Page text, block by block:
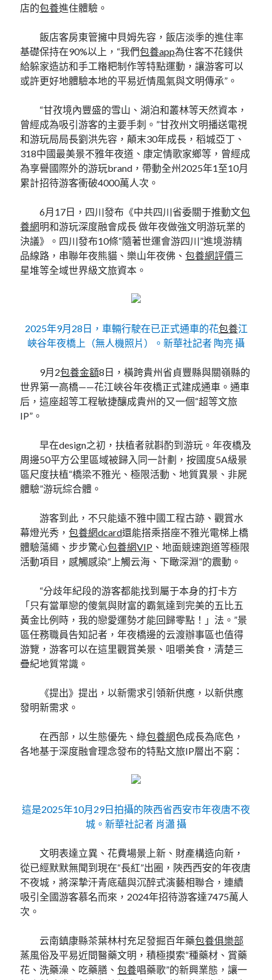
店的包養進住體驗。
飯店客房東管擁中貝姆先容，飯店淡季的進住率
基礎保持在90%以上，“我們包養app為住客不花錢供
給躲家造訪和手工糌粑制作等特點運動，讓游客可以
或許更好地體驗本地的平易近情風氣與文明傳承”。
“甘孜境內豐盛的雪山、湖泊和叢林等天然資本，
曾經成為吸引游客的主要手刺。”甘孜州文明播送電視
和游玩局局長劉洪先容，顛末30年成長，稻城亞丁、
318中國最美景不雅年夜道、康定情歌家鄉等，曾經成
為享譽國際外的游玩brand，帶動全州2025年1至10月
累計招待游客衝破4000萬人次。
6月17日，四川發布《中共四川省委關于推動文包
養網明和游玩深度融會成長 做年夜做強文明游玩業的
決議》。四川發布10條“隨著世運會游四川”進境游精
品線路，串聯年夜熊貓、樂山年夜佛、包養網評價三
星堆等全域世界級文旅資本。
2025年9月28日，車輛行駛在已正式通車的花包養江
峽谷年夜橋上（無人機照片）。新華社記者 陶亮 攝
9月2包養金額8日，橫跨貴州省貞豐縣與關嶺縣的
世界第一高橋——花江峽谷年夜橋正式建成通車。通車
后，這座超等工程敏捷釀成貴州的又一個“超等文旅
IP”。
早在design之初，扶植者就斟酌到游玩。年夜橋及
周邊50平方公里區域被歸入同一計劃，按國度5A級景
區尺度扶植“橋梁不雅光、極限活動、地質異景、非屍
體驗”游玩綜合體。
游客到此，不只能遠不雅中國工程古跡、觀賞水
幕燈光秀，包養網dcard還能搭乘搭座不雅光電梯上橋
體驗蕩繩、步步驚心包養網VIP 、地面競速跑道等極限
活動項目，感觸感染“上觸云海、下瞰深淵”的震動。
“分歧年紀段的游客都能找到屬于本身的打卡方
「只有當單戀的傻氣與財富的霸氣達到完美的五比五
黃金比例時，我的戀愛運勢才能回歸零點！」法。”景
區任務職員告知記者，年夜橋邊的云渡辦事區也值得
游覽，游客可以在這里觀賞美景、咀嚼美食，清楚三
疊紀地質常識。
《提出》提出，以新需求引領新供應，以新供應
發明新需求。
在西部，以生態優先、綠包養網色成長為底色，
各地基于深度融會理念發布的特點文旅IP層出不窮：
這是2025年10月29日拍攝的陜西省西安市年夜唐不夜
城。新華社記者 肖瀟 攝
文明表達立異、花費場景上新、財產構造向新，
從已經默默無聞到現在“長紅”出圈，陜西西安的年夜唐
不夜城，將深摯汗青底蘊與沉醉式演藝相聯合，連續
吸引全國游客慕名而來，2024年招待游客達7475萬人
次。
云南鎮康縣茶葉林村充足發掘百年藥包養俱樂部
蒸風俗及平易近間醫藥文明，積極摸索“種藥材、賞藥
花、洗藥澡、吃藥膳、包養唱藥歌”的新興業態，讓一